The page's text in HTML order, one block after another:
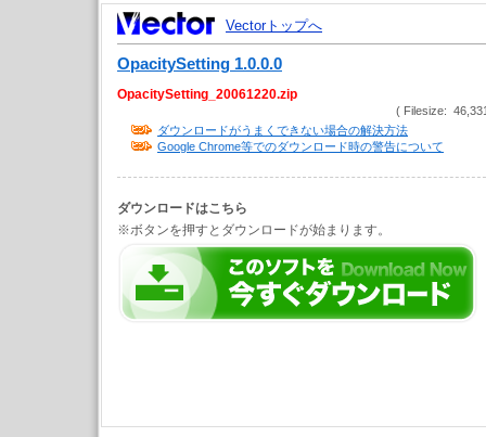
Vectorトップへ
OpacitySetting 1.0.0.0
OpacitySetting_20061220.zip
( Filesize:
ダウンロードがうまくできない場合の解決方法
Google Chrome等でのダウンロード時の警告について
ダウンロードはこちら
※ボタンを押すとダウンロードが始まります。